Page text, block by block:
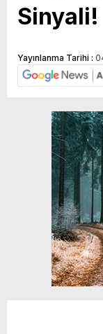
Sinyali!
Yayınlanma Tarihi :